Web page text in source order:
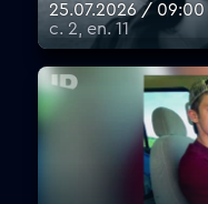
25.07.2026 / 09:00
с. 2, еп. 11